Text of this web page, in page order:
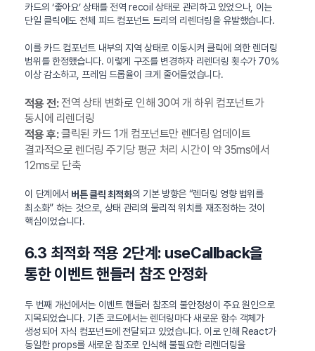
카드의 ‘좋아요’ 상태를 전역 recoil 상태로 관리하고 있었으나, 이는
단일 클릭에도 전체 피드 컴포넌트 트리의 리렌더링을 유발했습니다.
이를 카드 컴포넌트 내부의 지역 상태로 이동시켜 클릭에 의한 렌더링
범위를 한정했습니다. 이렇게 구조를 변경하자 리렌더링 횟수가 70%
이상 감소하고, 프레임 드롭율이 크게 줄어들었습니다.
적용 전:전역 상태 변화로 인해 30여 개 하위 컴포넌트가
동시에 리렌더링
적용 후:클릭된 카드 1개 컴포넌트만 렌더링 업데이트
결과적으로 렌더링 주기당 평균 처리 시간이 약 35ms에서
12ms로 단축
이 단계에서 버튼 클릭 최적화의 기본 방향은 “렌더링 영향 범위를
최소화” 하는 것으로, 상태 관리의 물리적 위치를 재조정하는 것이
핵심이었습니다.
6.3 최적화 적용 2단계: useCallback을
통한 이벤트 핸들러 참조 안정화
두 번째 개선에서는 이벤트 핸들러 참조의 불안정성이 주요 원인으로
지목되었습니다. 기존 코드에서는 렌더링마다 새로운 함수 객체가
생성되어 자식 컴포넌트에 전달되고 있었습니다. 이로 인해 React가
동일한 props를 새로운 참조로 인식해 불필요한 리렌더링을